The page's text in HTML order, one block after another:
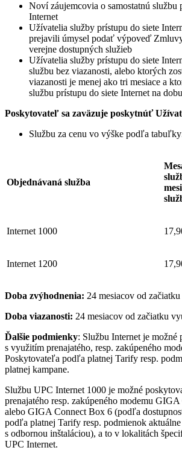
Noví záujemcovia o samostatnú službu
Internet
Užívatelia služby prístupu do siete
prejavili úmysel podať výpoveď
verejne dostupných služieb
Užívatelia služby prístupu do siete
službu bez viazanosti, alebo ktorých
viazanosti je menej ako tri mesiace a
službu prístupu do siete Internet na
Poskytovateľ sa zaväzuje poskytnúť
Službu za cenu vo výške podľa
Objednávaná služba
Internet 1000
Internet 1200
Doba zvýhodnenia: 24 mesiacov od
Doba viazanosti: 24 mesiacov od začiatku
Ďalšie podmienky: Službu Internet je možné
s využitím prenajatého, resp. zakúpeného
Poskytovateľa podľa platnej Tarify resp.
platnej kampane.
Službu UPC Internet 1000 je možné
prenajatého resp. zakúpeného modemu
alebo GIGA Connect Box 6 (podľa
podľa platnej Tarify resp. podmienok
s odbornou inštaláciou), a to v lokalitách
UPC Internet.